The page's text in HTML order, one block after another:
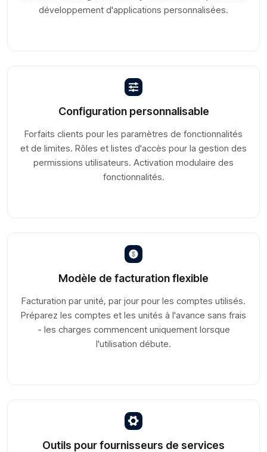
développement d'applications personnalisées.
Configuration personnalisable
Forfaits clients pour les paramètres de fonctionnalités
et de limites. Rôles et listes d'accès pour la gestion des
permissions utilisateurs. Activation modulaire des
fonctionnalités.
Modèle de facturation flexible
Facturation par unité, par jour pour les comptes utilisés.
Préparez les comptes et les unités à l'avance sans frais
- les charges commencent uniquement lorsque
l'utilisation débute.
Outils pour fournisseurs de services